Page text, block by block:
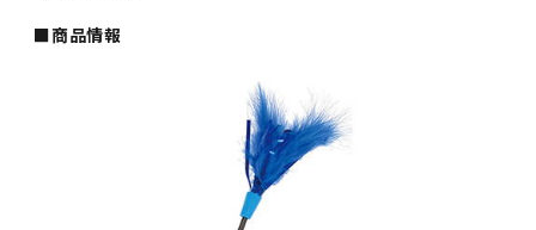
■商品情報